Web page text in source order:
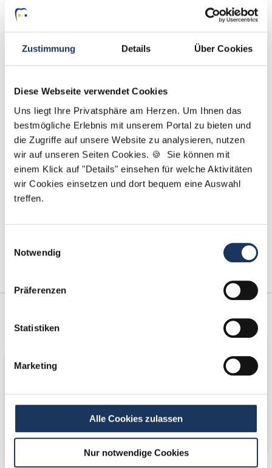
Zustimmung Details Über Cookies
Diese Webseite verwendet Cookies
Uns liegt Ihre Privatsphäre am Herzen. Um Ihnen das
bestmögliche Erlebnis mit unserem Portal zu bieten und
die Zugriffe auf unsere Website zu analysieren, nutzen
wir auf unseren Seiten Cookies. 🍪 Sie können mit
einem Klick auf "Details" einsehen für welche Aktivitäten
wir Cookies einsetzen und dort bequem eine Auswahl
treffen.
Notwendig
Präferenzen
Statistiken
Marketing
Alle Cookies zulassen
Nur notwendige Cookies
Sie lediglich einen Lebenslauf und kein Anschreiben.
Jetzt zur kostenlosen Stellenanfrage
Tel.: +49 (0) 521 / 911 730 44
Fax: +49 (0) 521 / 911 730 41
bewerbung@dzas.de
Partner